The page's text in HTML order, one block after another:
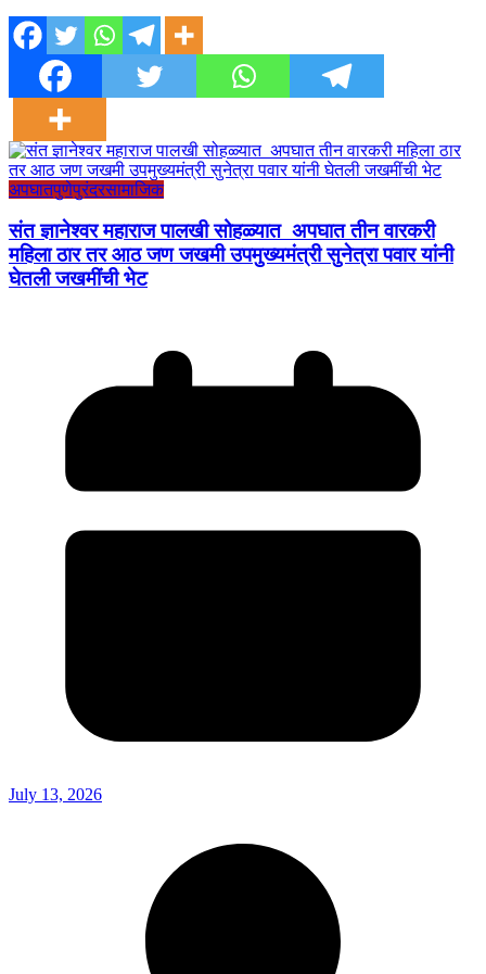
अपघातपुणेपुरंदरसामाजिक
संत ज्ञानेश्वर महाराज पालखी सोहळ्यात अपघात तीन वारकरी
महिला ठार तर आठ जण जखमी उपमुख्यमंत्री सुनेत्रा पवार यांनी
घेतली जखमींची भेट
July 13, 2026